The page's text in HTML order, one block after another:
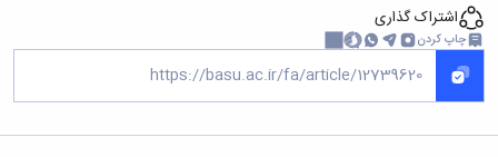
اشتراک گذاری
چاپ کردن